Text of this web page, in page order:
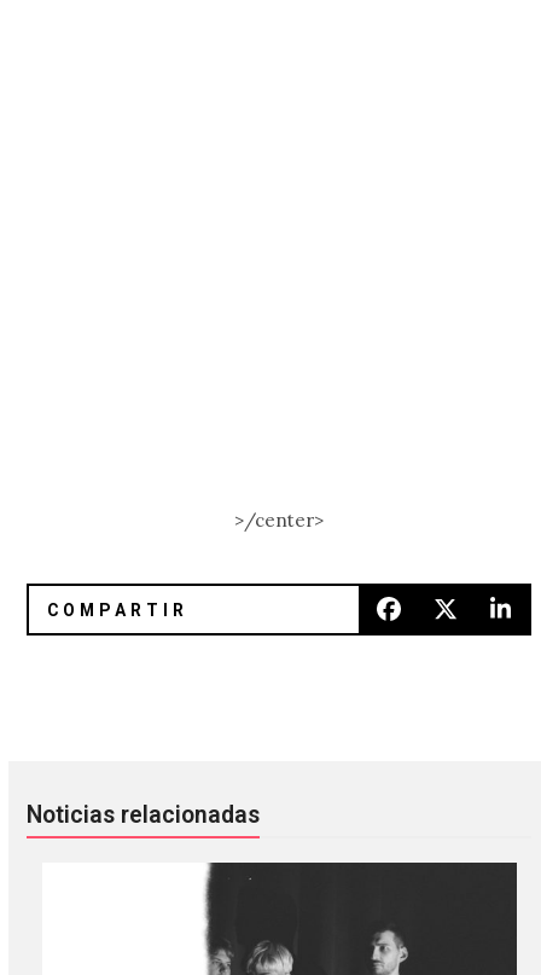
>/center>
Noticias relacionadas